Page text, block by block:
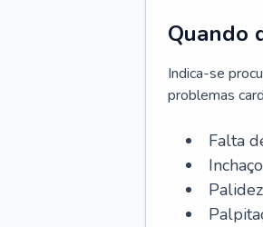
Quando
Indica-se
problemas
Falta